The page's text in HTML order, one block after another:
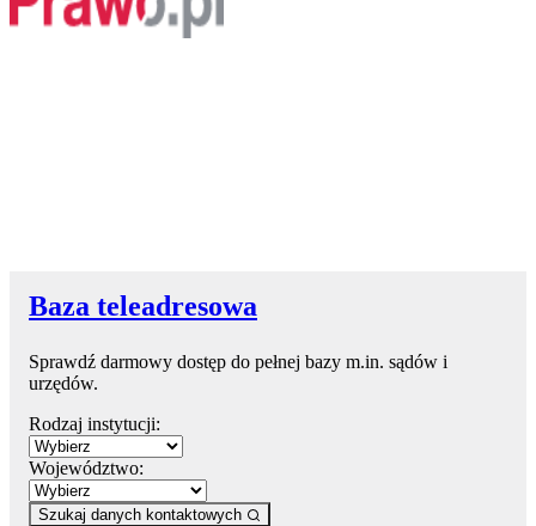
Baza teleadresowa
Sprawdź darmowy dostęp do pełnej bazy m.in. sądów i
urzędów.
Rodzaj instytucji:
Województwo:
Szukaj danych kontaktowych